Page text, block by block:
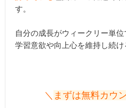
す。
自分の成長がウィークリー単位
学習意欲や向上心を維持し続け
＼ まずは無料カウ